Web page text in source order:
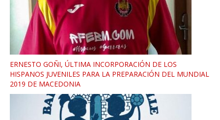
ERNESTO GOÑI, ÚLTIMA INCORPORACIÓN DE LOS
HISPANOS JUVENILES PARA LA PREPARACIÓN DEL MUNDIAL
2019 DE MACEDONIA